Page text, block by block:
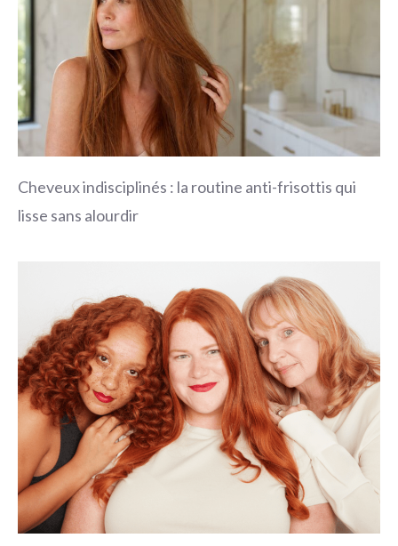
Cheveux indisciplinés : la routine anti-frisottis qui
lisse sans alourdir